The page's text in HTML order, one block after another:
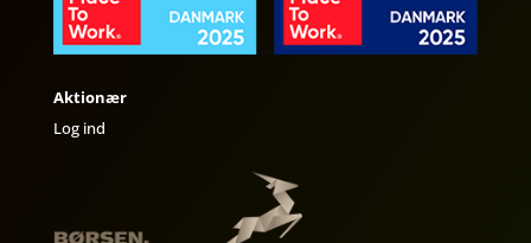
Aktionær
Log ind